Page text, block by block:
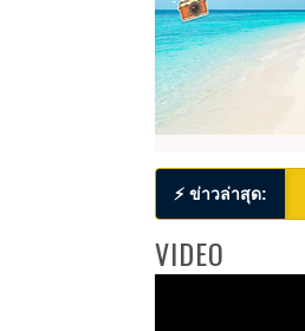
⚡ ข่าวล่าสุด:
VIDEO